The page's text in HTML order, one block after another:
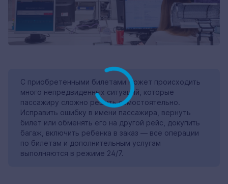
С приобретенными билетами может происходить
много непредвиденных ситуаций, которые
пассажиру сложно решить самостоятельно.
Исправить ошибку в имени пассажира, вернуть
билет или обменять его на другой рейс, докупить
багаж, включить ребенка в заказ — все операции
по билетам и дополнительным услугам
выполняются в режиме 24/7.